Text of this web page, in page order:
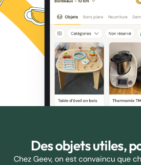
Des objets utiles,
Chez Geev, on est convaincu que